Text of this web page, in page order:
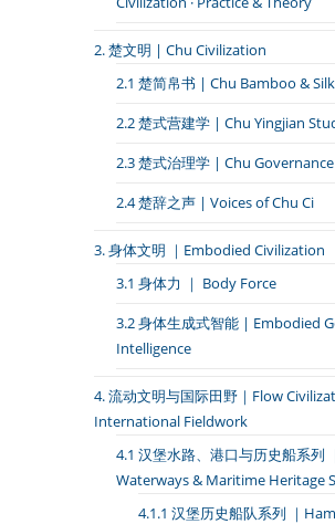
2. 楚文明 | Chu Civilization
2.1 楚简帛书 | Chu Bamboo &
2.2 楚式营建学 | Chu Yingjian
2.3 楚式治理学 | Chu Governance
2.4 楚辞之声 | Voices of Chu Ci
3. 身体文明 ｜Embodied Civilization
3.1 身体力 ｜ Body Force
3.2 身体生成式智能 | Embodied
Intelligence
4. 流动文明与国际田野｜Flow
International Fieldwork
4.1 汉堡水路、港口与历史船系列
Waterways & Maritime Heritage
4.1.1 汉堡历史船队系列 ｜